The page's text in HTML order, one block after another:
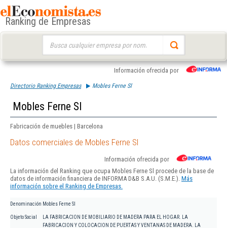
Ranking de Empresas
Información ofrecida por
Directorio Ranking Empresas Mobles Ferne Sl
Mobles Ferne Sl
Fabricación de muebles | Barcelona
Datos comerciales de Mobles Ferne Sl
Información ofrecida por
La información del Ranking que ocupa Mobles Ferne Sl procede de la base de
datos de información financiera de INFORMA D&B S.A.U. (S.M.E.). Más
información sobre el Ranking de Empresas.
Denominación Mobles Ferne Sl
Objeto Social
LA FABRICACION DE MOBILIARIO DE MADERA PARA EL HOGAR. LA
FABRICACION Y COLOCACION DE PUERTAS Y VENTANAS DE MADERA. LA